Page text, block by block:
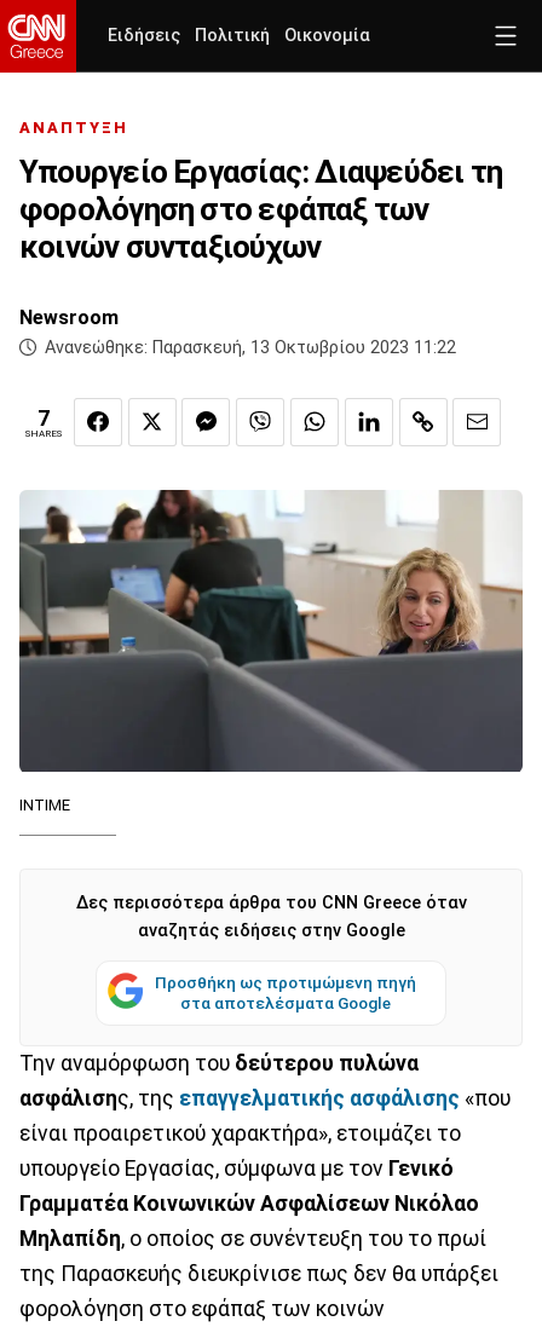
Ειδήσεις Πολιτική Οικονομία
ΑΝΑΠΤΥΞΗ
Υπουργείο Εργασίας: Διαψεύδει τη
φορολόγηση στο εφάπαξ των
κοινών συνταξιούχων
Newsroom
Ανανεώθηκε: Παρασκευή, 13 Οκτωβρίου 2023 11:22
7
SHARES
ΙΝΤΙΜΕ
Δες περισσότερα άρθρα του CNN Greece όταν
αναζητάς ειδήσεις στην Google
Προσθήκη ως προτιμώμενη πηγή
στα αποτελέσματα Google
Την αναμόρφωση του δεύτερου πυλώνα
ασφάλισης, της επαγγελματικής ασφάλισης «που
είναι προαιρετικού χαρακτήρα», ετοιμάζει το
υπουργείο Εργασίας, σύμφωνα με τον Γενικό
Γραμματέα Κοινωνικών Ασφαλίσεων Νικόλαο
Μηλαπίδη, ο οποίος σε συνέντευξη του το πρωί
της Παρασκευής διευκρίνισε πως δεν θα υπάρξει
φορολόγηση στο εφάπαξ των κοινών